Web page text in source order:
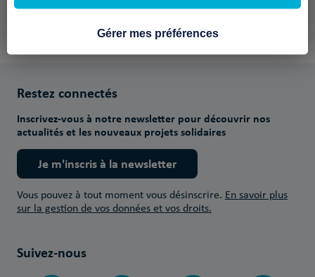
Restez connectés
Inscrivez-vous à notre newsletter pour découvrir nos
actualités et les nouveaux projets solidaires
Je m'inscris à la newsletter
Vous pouvez à tout moment vous désinscrire. En savoir plus
sur la gestion de vos données et vos droits.
Suivez-nous
Gérer mes préférences